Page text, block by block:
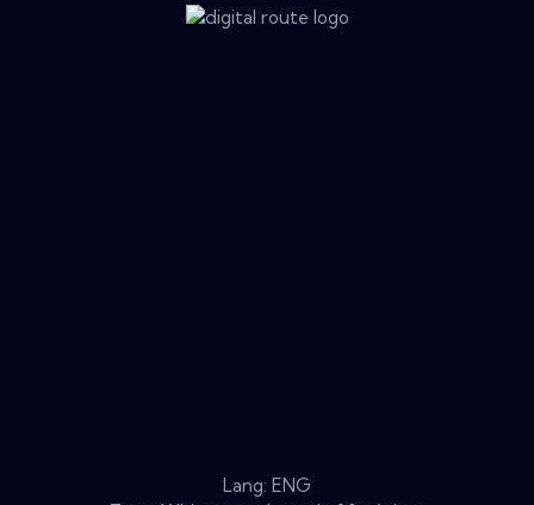
Lang: ENG